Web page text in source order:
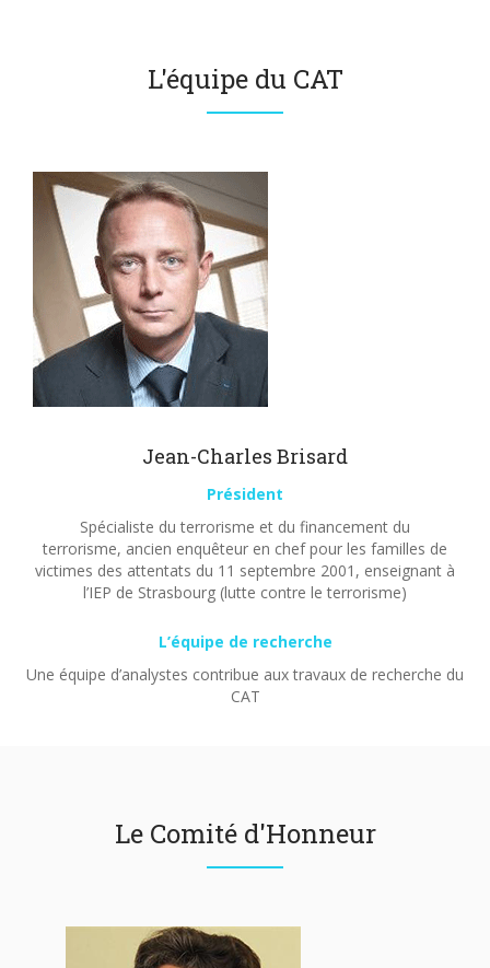
L'équipe du CAT
Jean-Charles Brisard
Président
Spécialiste du terrorisme et du financement du
terrorisme, ancien enquêteur en chef pour les familles de
victimes des attentats du 11 septembre 2001, enseignant à
l’IEP de Strasbourg (lutte contre le terrorisme)
L’équipe de recherche
Une équipe d’analystes contribue aux travaux de recherche du
CAT
Le Comité d'Honneur